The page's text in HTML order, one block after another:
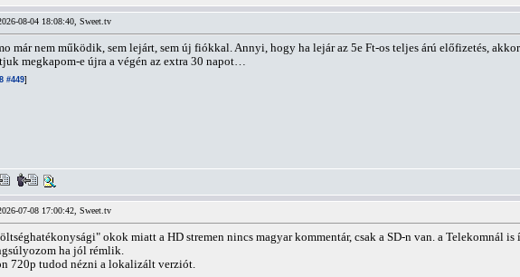
08-04 18:08:40, Sweet.tv
már nem működik, sem lejárt, sem új fiókkal. Annyi, hogy ha lejár az 5e Ft-os teljes árú előfizetés,
megkapom-e újra a végén az extra 30 napot…
#449]
07-08 17:00:42, Sweet.tv
okok miatt a HD stremen nincs magyar kommentár, csak a SD-n van. a Telekomnál
ha jól rémlik.
720p tudod nézni a lokalizált verziót.